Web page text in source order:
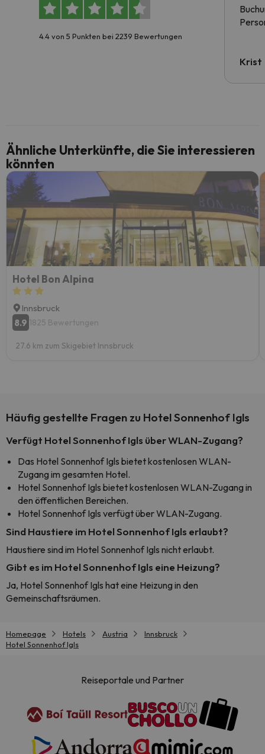
4.4 von 5 Punkten bei 2239 Bewertungen
Krist
Ähnliche Unterkünfte, die Sie interessieren
könnten
Hotel Bon Alpina
Innsbruck
8.9 1825 Bewertungen
27.6 km zum Skigebiet Innsbruck
Häufig gestellte Fragen zu Hotel Sonnenhof Igls
Verfügt Hotel Sonnenhof Igls über WLAN-Zugang?
Das Hotel Sonnenhof Igls bietet kostenlosen WLAN-
Zugang im gesamten Hotel.
Hotel Sonnenhof Igls bietet kostenlosen WLAN-Zugang in
den öffentlichen Bereichen.
Hotel Sonnenhof Igls verfügt über WLAN-Zugang.
Sind Haustiere im Hotel Sonnenhof Igls erlaubt?
Haustiere sind im Hotel Sonnenhof Igls nicht erlaubt.
Gibt es im Hotel Sonnenhof Igls eine Heizung?
Ja, Hotel Sonnenhof Igls hat eine Heizung in den
Gemeinschaftsräumen.
Homepage Hotels Austria
Innsbruck
Hotel Sonnenhof Igls
Reiseportale und Partner